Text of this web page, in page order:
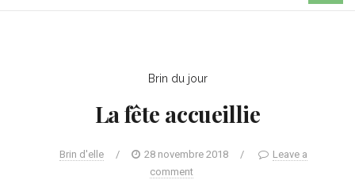
Brin du jour
La fête accueillie
Brin d'elle / 28 novembre 2018 /
Leave a
comment